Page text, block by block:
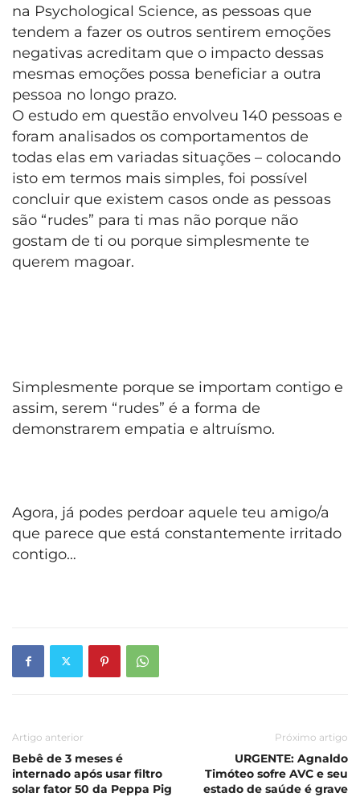
na Psychological Science, as pessoas que
tendem a fazer os outros sentirem emoções
negativas acreditam que o impacto dessas
mesmas emoções possa beneficiar a outra
pessoa no longo prazo.
O estudo em questão envolveu 140 pessoas e
foram analisados os comportamentos de
todas elas em variadas situações – colocando
isto em termos mais simples, foi possível
concluir que existem casos onde as pessoas
são “rudes” para ti mas não porque não
gostam de ti ou porque simplesmente te
querem magoar.
Simplesmente porque se importam contigo e
assim, serem “rudes” é a forma de
demonstrarem empatia e altruísmo.
Agora, já podes perdoar aquele teu amigo/a
que parece que está constantemente irritado
contigo…
Artigo anterior
Bebê de 3 meses é
internado após usar filtro
solar fator 50 da Peppa Pig
Próximo artigo
URGENTE: Agnaldo
Timóteo sofre AVC e seu
estado de saúde é grave